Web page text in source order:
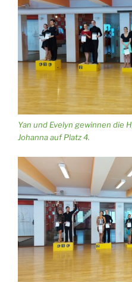
Yan und Evelyn gewinnen die
Johanna auf Platz 4.